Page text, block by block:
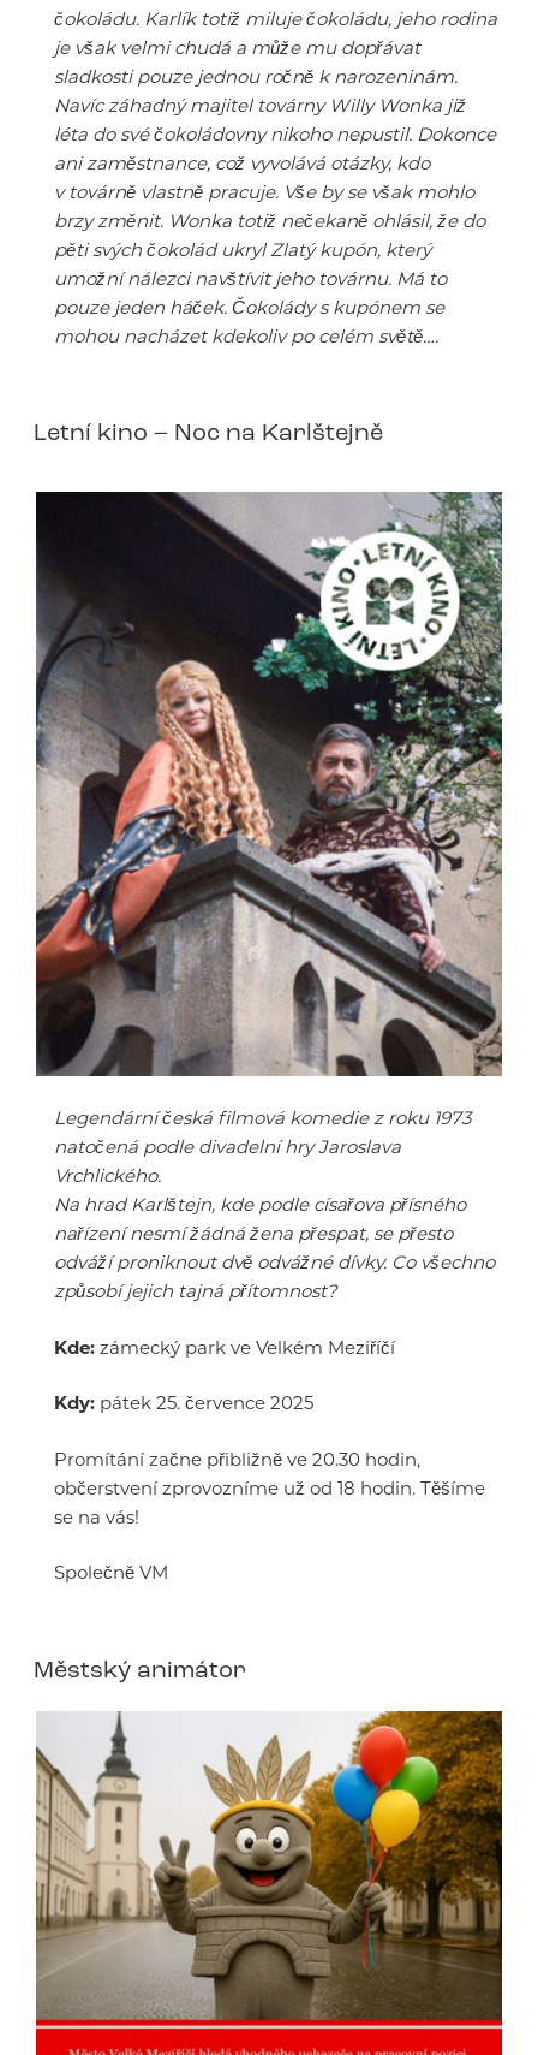
čokoládu. Karlík totiž miluje čokoládu, jeho rodina
je však velmi chudá a může mu dopřávat
sladkosti pouze jednou ročně k narozeninám.
Navíc záhadný majitel továrny Willy Wonka již
léta do své čokoládovny nikoho nepustil. Dokonce
ani zaměstnance, což vyvolává otázky, kdo
v továrně vlastně pracuje. Vše by se však mohlo
brzy změnit. Wonka totiž nečekaně ohlásil, že do
pěti svých čokolád ukryl Zlatý kupón, který
umožní nálezci navštívit jeho továrnu. Má to
pouze jeden háček. Čokolády s kupónem se
mohou nacházet kdekoliv po celém světě….
Letní kino – Noc na Karlštejně
Legendární česká filmová komedie z roku 1973
natočená podle divadelní hry Jaroslava
Vrchlického.
Na hrad Karlštejn, kde podle císařova přísného
nařízení nesmí žádná žena přespat, se přesto
odváží proniknout dvě odvážné dívky. Co všechno
způsobí jejich tajná přítomnost?
Kde: zámecký park ve Velkém Meziříčí
Kdy: pátek 25. července 2025
Promítání začne přibližně ve 20.30 hodin,
občerstvení zprovozníme už od 18 hodin. Těšíme
se na vás!
Společně VM
Městský animátor